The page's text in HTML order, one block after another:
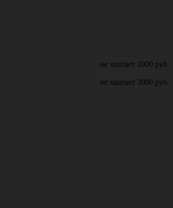
не хватает 1000 руб.
не хватает 3000 руб.